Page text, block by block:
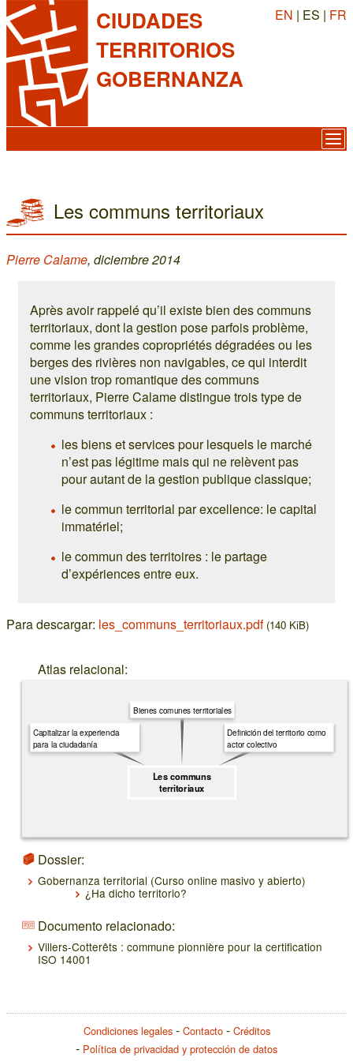
CIUDADES
TERRITORIOS
GOBERNANZA
EN | ES | FR
Les communs territoriaux
Pierre Calame, diciembre 2014
Après avoir rappelé qu’il existe bien des communs
territoriaux, dont la gestion pose parfois problème,
comme les grandes copropriétés dégradées ou les
berges des rivières non navigables, ce qui interdit
une vision trop romantique des communs
territoriaux, Pierre Calame distingue trois type de
communs territoriaux :
les biens et services pour lesquels le marché
n’est pas légitime mais qui ne relèvent pas
pour autant de la gestion publique classique;
le commun territorial par excellence: le capital
immatériel;
le commun des territoires : le partage
d’expériences entre eux.
Para descargar: les_communs_territoriaux.pdf (140 KiB)
Atlas relacional:
Les communs
territoriaux
Definición del territorio como
actor colectivo
Bienes comunes territoriales
Capitalizar la experiencia
para la ciudadanía
Dossier:
Gobernanza territorial (Curso online masivo y abierto)
¿Ha dicho territorio?
Documento relacionado:
Villers-Cotterêts : commune pionnière pour la certification
ISO 14001
Condiciones legales Contacto
Créditos
Política de privacidad y protección de datos